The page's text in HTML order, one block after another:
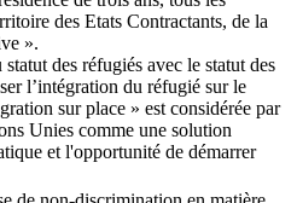
des Etats Contractants, de la
».
des réfugiés avec le statut des
l’intégration du réfugié sur le
sur place » est considérée par
Unies comme une solution
et l'opportunité de démarrer